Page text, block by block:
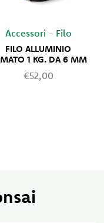
Accessori- Filo
FILO ALLUMINIO
1 KG. DA 6 MM
€52,00